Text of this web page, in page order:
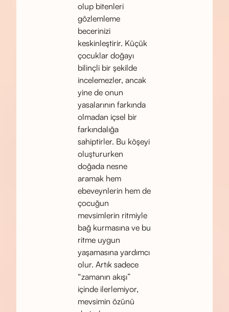
olup bitenleri
gözlemleme
becerinizi
keskinleştirir. Küçük
çocuklar doğayı
bilinçli bir şekilde
incelemezler, ancak
yine de onun
yasalarının farkında
olmadan içsel bir
farkındalığa
sahiptirler. Bu köşeyi
oluştururken
doğada nesne
aramak hem
ebeveynlerin hem de
çocuğun
mevsimlerin ritmiyle
bağ kurmasına ve bu
ritme uygun
yaşamasına yardımcı
olur. Artık sadece
“zamanın akışı”
içinde ilerlemiyor,
mevsimin özünü